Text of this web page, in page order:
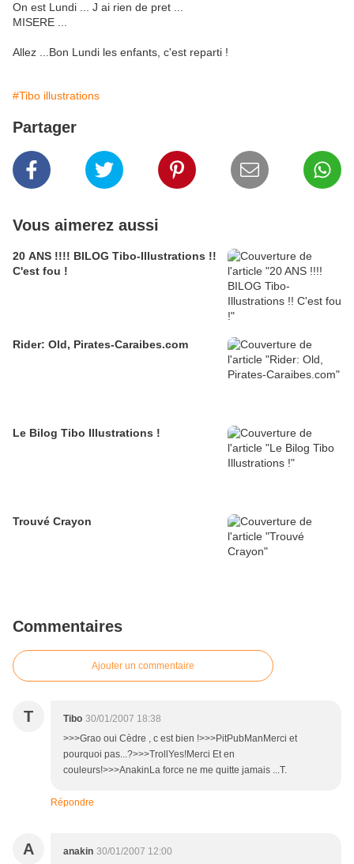
On est Lundi ... J ai rien de pret ...
MISERE ...
Allez ...Bon Lundi les enfants, c'est reparti !
#Tibo illustrations
Partager
Vous aimerez aussi
20 ANS !!!! BILOG Tibo-Illustrations !!
C'est fou !
Rider: Old, Pirates-Caraibes.com
Le Bilog Tibo Illustrations !
Trouvé Crayon
Commentaires
Ajouter un commentaire
T Tibo 30/01/2007 18:38
>>>Grao oui Cèdre , c est bien !>>>PitPubManMerci et
pourquoi pas...?>>>TrollYes!Merci Et en
couleurs!>>>AnakinLa force ne me quitte jamais ...T.
Répondre
A anakin 30/01/2007 12:00